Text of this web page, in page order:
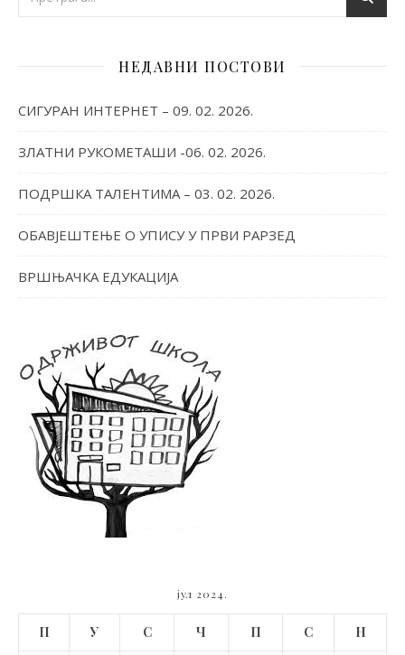
НЕДАВНИ ПОСТОВИ
СИГУРАН ИНТЕРНЕТ – 09. 02. 2026.
ЗЛАТНИ РУКОМЕТАШИ -06. 02. 2026.
ПОДРШКА ТАЛЕНТИМА – 03. 02. 2026.
ОБАВЈЕШТЕЊЕ О УПИСУ У ПРВИ РАРЗЕД
ВРШЊАЧКА ЕДУКАЦИЈА
јул 2024.
П У С Ч П С Н